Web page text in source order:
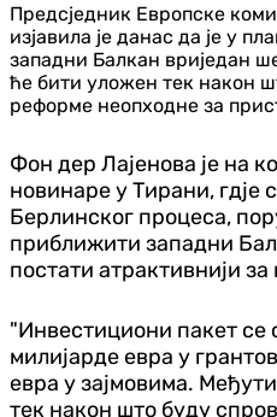
Предсједник Европске
изјавила је данас да је у
западни Балкан вриједан
ће бити уложен тек након
реформе неопходне за
Фон дер Лајенова је на
новинаре у Тирани, гдје
Берлинског процеса,
приближити западни
постати атрактивнији
"Инвестициони пакет се
милијарде евра у
евра у зајмовима.
тек након што буду